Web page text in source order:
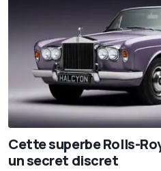
Cette superbe Rolls-
un secret discret